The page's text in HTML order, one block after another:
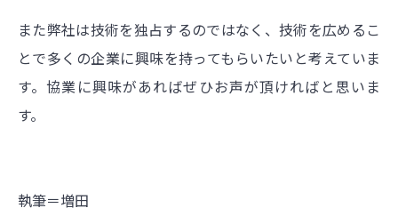
また弊社は技術を独占するのではなく、技術を広めるこ
とで多くの企業に興味を持ってもらいたいと考えていま
す。協業に興味があればぜひお声が頂ければと思いま
す。
執筆＝増田